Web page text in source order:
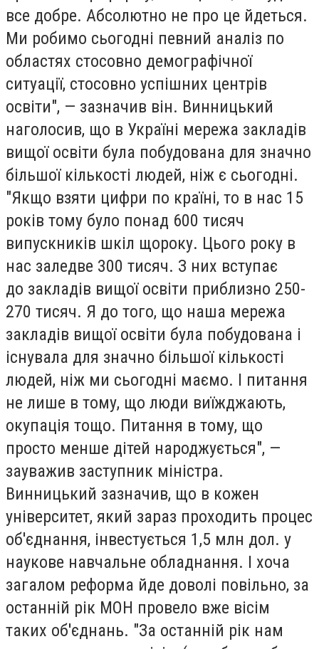
все добре. Абсолютно не про це йдеться.
Ми робимо сьогодні певний аналіз по
областях стосовно демографічної
ситуації, стосовно успішних центрів
освіти", — зазначив він. Винницький
наголосив, що в Україні мережа закладів
вищої освіти була побудована для значно
більшої кількості людей, ніж є сьогодні.
"Якщо взяти цифри по країні, то в нас 15
років тому було понад 600 тисяч
випускників шкіл щороку. Цього року в
нас заледве 300 тисяч. З них вступає
до закладів вищої освіти приблизно 250-
270 тисяч. Я до того, що наша мережа
закладів вищої освіти була побудована і
існувала для значно більшої кількості
людей, ніж ми сьогодні маємо. І питання
не лише в тому, що люди виїжджають,
окупація тощо. Питання в тому, що
просто менше дітей народжується", —
зауважив заступник міністра.
Винницький зазначив, що в кожен
університет, який зараз проходить процес
об'єднання, інвестується 1,5 млн дол. у
наукове навчальне обладнання. І хоча
загалом реформа йде доволі повільно, за
останній рік МОН провело вже вісім
таких об'єднань. "За останній рік нам